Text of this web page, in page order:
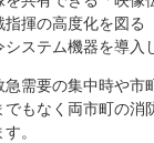
揮の高度化を図る
ステム機器を導入
需要の集中時や市
もなく両市町の消
。